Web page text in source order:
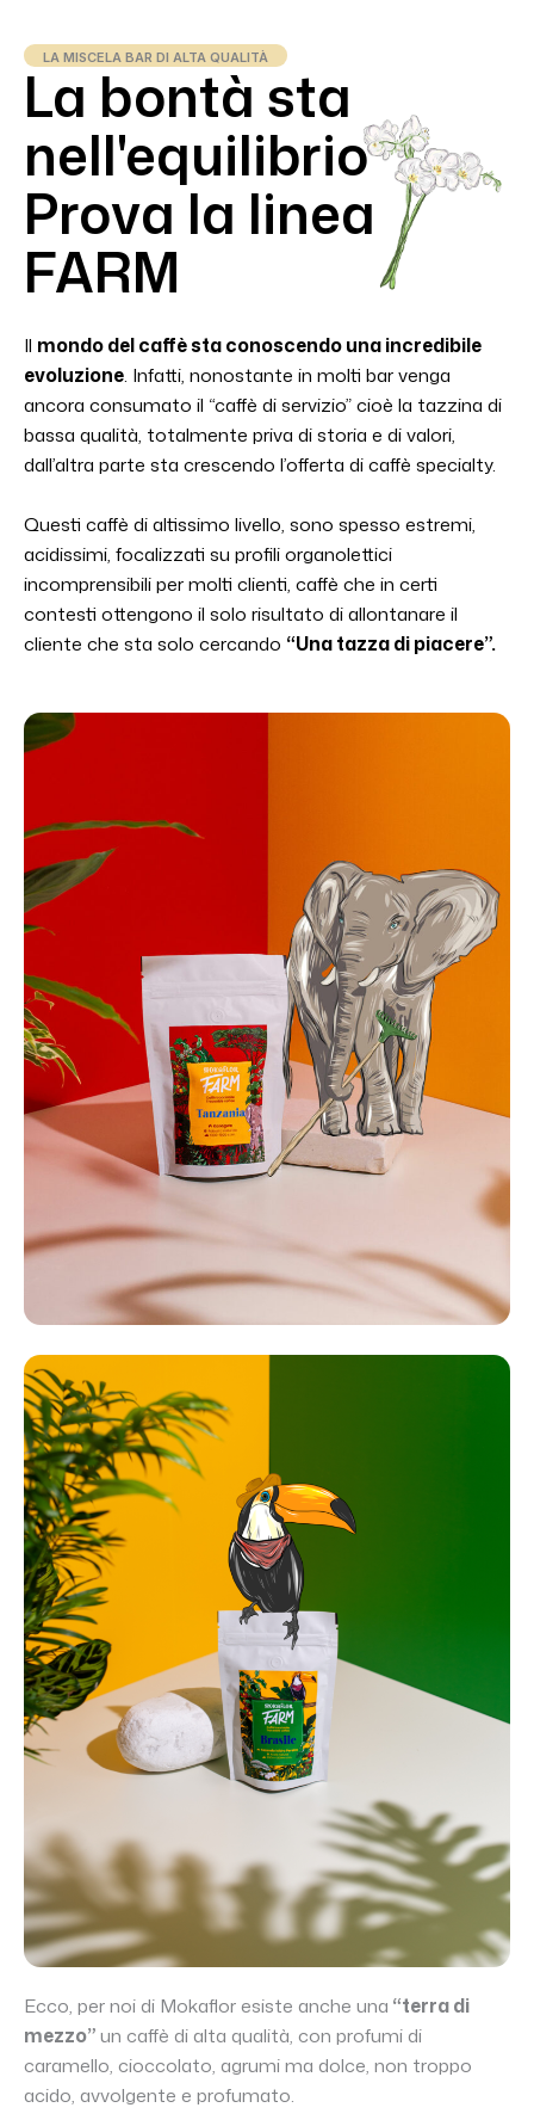
LA MISCELA BAR DI ALTA QUALITÀ
La bontà sta
nell'equilibrio
Prova la linea
FARM
Il mondo del caffè sta conoscendo una incredibile
evoluzione. Infatti, nonostante in molti bar venga
ancora consumato il “caffè di servizio” cioè la tazzina di
bassa qualità, totalmente priva di storia e di valori,
dall’altra parte sta crescendo l’offerta di caffè specialty.
Questi caffè di altissimo livello, sono spesso estremi,
acidissimi, focalizzati su profili organolettici
incomprensibili per molti clienti, caffè che in certi
contesti ottengono il solo risultato di allontanare il
cliente che sta solo cercando “Una tazza di piacere”.
Ecco, per noi di Mokaflor esiste anche una “terra di
mezzo”un caffè di alta qualità, con profumi di
caramello, cioccolato, agrumi ma dolce, non troppo
acido, avvolgente e profumato.